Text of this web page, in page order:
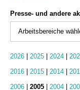
Presse- und andere
Arbeitsbereiche
2026 2025 2024
2016
2015 2014
2006
2005 2004